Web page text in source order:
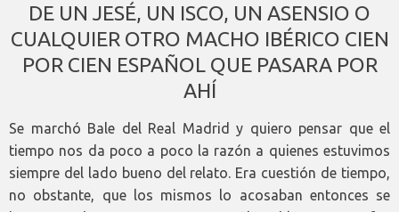
DE UN JESÉ, UN ISCO, UN ASENSIO O
CUALQUIER OTRO MACHO IBÉRICO CIEN
POR CIEN ESPAÑOL QUE PASARA POR
AHÍ
Se marchó Bale del Real Madrid y quiero pensar que el
tiempo nos da poco a poco la razón a quienes estuvimos
siempre del lado bueno del relato. Era cuestión de tiempo,
no obstante, que los mismos lo acosaban entonces se